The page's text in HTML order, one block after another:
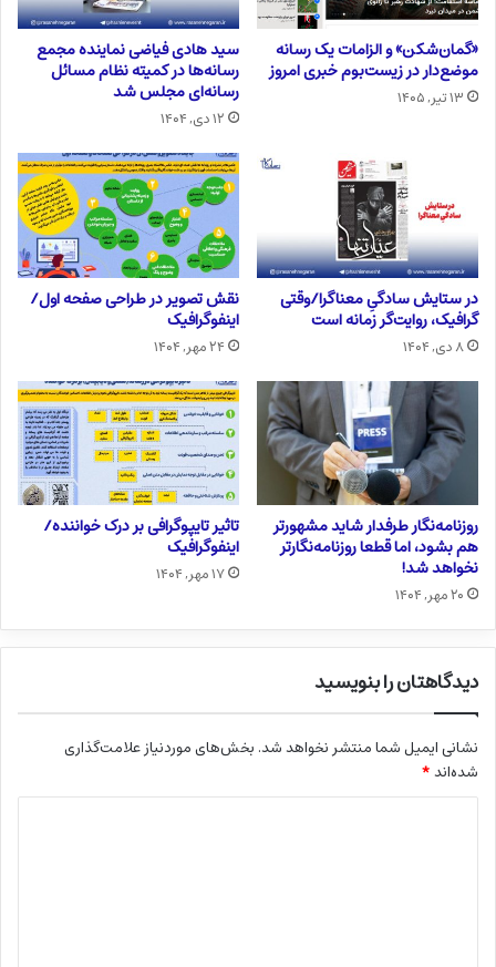
«گمان‌شکن» و الزامات یک رسانه
موضع‌دار در زیست‌بوم خبری امروز
۱۳ تیر, ۱۴۰۵
سید هادی فیاضی نماینده مجمع
رسانه‌ها در کمیته نظام مسائل
رسانه‌ای مجلس شد
۱۲ دی, ۱۴۰۴
در ستایش سادگیِ معناگرا/وقتی
گرافیک، روایت‌گر زمانه است
۸ دی, ۱۴۰۴
نقش تصویر در طراحی صفحه اول/
اینفوگرافیک
۲۴ مهر, ۱۴۰۴
روزنامه‌نگار طرفدار شاید مشهورتر
هم بشود، اما قطعا روزنامه‌نگارتر
نخواهد شد!
۲۰ مهر, ۱۴۰۴
تاثیر تایپوگرافی بر درک خواننده/
اینفوگرافیک
۱۷ مهر, ۱۴۰۴
دیدگاهتان را بنویسید
نشانی ایمیل شما منتشر نخواهد شد. بخش‌های موردنیاز علامت‌گذاری
شده‌اند*